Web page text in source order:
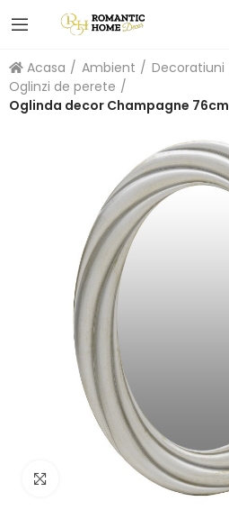
Acasa Ambient
Decoratiuni
Oglinzi de perete
Oglinda decor Champagne 76cm
Click to enlarge